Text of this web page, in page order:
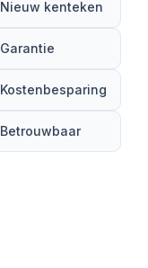
Nieuw kenteken
Garantie
Kostenbesparing
Betrouwbaar